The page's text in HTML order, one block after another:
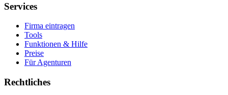
Services
Firma eintragen
Tools
Funktionen & Hilfe
Preise
Für Agenturen
Rechtliches